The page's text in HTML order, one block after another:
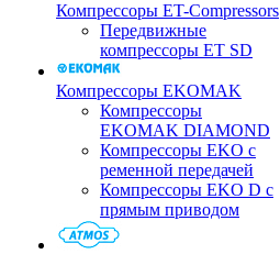
Компрессоры ET-Compressors
Передвижные
компрессоры ET SD
Компрессоры EKOMAK
Компрессоры
EKOMAK DIAMOND
Компрессоры EKO c
ременной передачей
Компрессоры EKO D с
прямым приводом